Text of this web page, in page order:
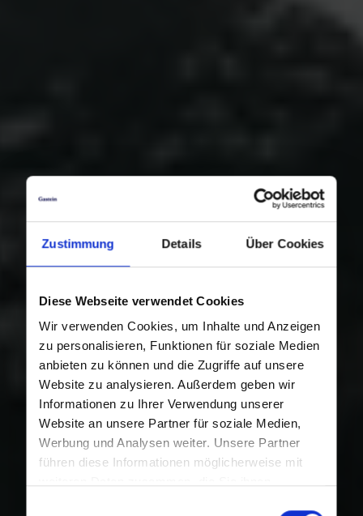
Zustimmung Details Über Cookies
Diese Webseite verwendet Cookies
Wir verwenden Cookies, um Inhalte und Anzeigen
zu personalisieren, Funktionen für soziale Medien
anbieten zu können und die Zugriffe auf unsere
Website zu analysieren. Außerdem geben wir
Informationen zu Ihrer Verwendung unserer
Website an unsere Partner für soziale Medien,
Werbung und Analysen weiter. Unsere Partner
führen diese Informationen möglicherweise mit